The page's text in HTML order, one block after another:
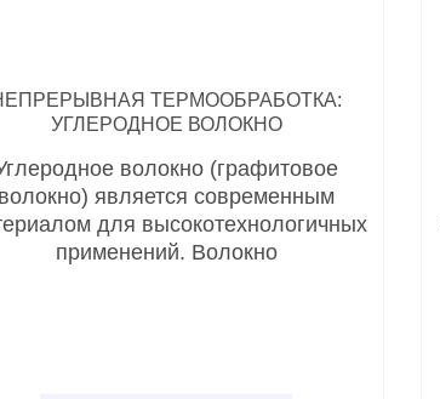
ТЕРМООБРАБОТКА:
УГЛЕРОДНОЕ ВОЛОКНО
волокно (графитовое
является современным
для высокотехнологичных
применений. Волокно